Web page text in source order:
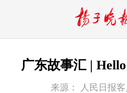
广东故事汇 |
来源：
人民日报